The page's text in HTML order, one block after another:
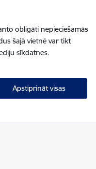
obligāti nepieciešamās
šajā vietnē var tikt
sīkdatnes.
Apstiprināt visas